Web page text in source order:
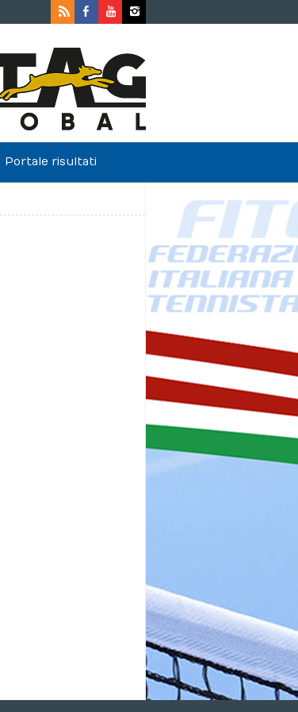
Portale risultati